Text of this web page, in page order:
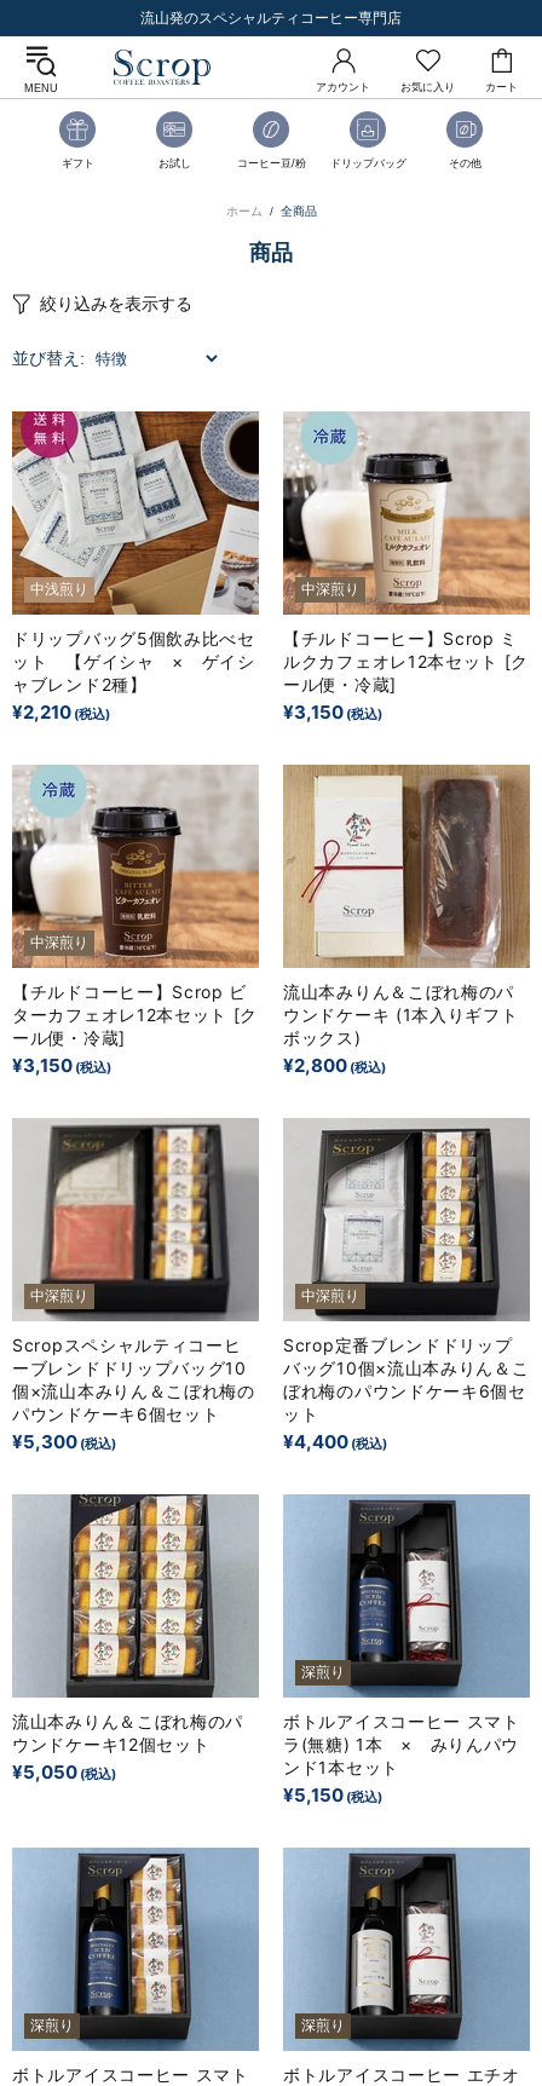
流山発のスペシャルティコーヒー専門店
MENU アカウント お気に入り カート
ギフト お試し コーヒー豆/粉 ドリップバッグ その他
ホーム 全商品
商品
絞り込みを表示する
並び替え:
中浅煎り
ドリップバッグ5個飲み比べセ
ット 【ゲイシャ × ゲイシ
ャブレンド2種】
¥2,210
中深煎り
【チルドコーヒー】Scrop ミ
ルクカフェオレ12本セット [ク
ール便・冷蔵]
¥3,150
中深煎り
【チルドコーヒー】Scrop ビ
ターカフェオレ12本セット [ク
ール便・冷蔵]
¥3,150
流山本みりん＆こぼれ梅のパ
ウンドケーキ (1本入りギフト
ボックス)
¥2,800
中深煎り
Scropスペシャルティコーヒ
ーブレンドドリップバッグ10
個×流山本みりん＆こぼれ梅の
パウンドケーキ6個セット
¥5,300
中深煎り
Scrop定番ブレンドドリップ
バッグ10個×流山本みりん＆こ
ぼれ梅のパウンドケーキ6個セ
ット
¥4,400
流山本みりん＆こぼれ梅のパ
ウンドケーキ12個セット
¥5,050
深煎り
ボトルアイスコーヒー スマト
ラ(無糖) 1本 × みりんパウ
ンド1本セット
¥5,150
深煎り
ボトルアイスコーヒー スマト
深煎り
ボトルアイスコーヒー エチオ